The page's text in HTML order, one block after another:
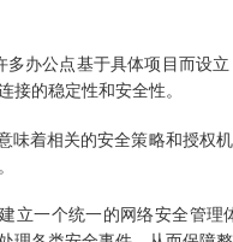
办公点基于具体项目而设
的稳定性和安全性。
着相关的安全策略和授权
一个统一的网络安全管理